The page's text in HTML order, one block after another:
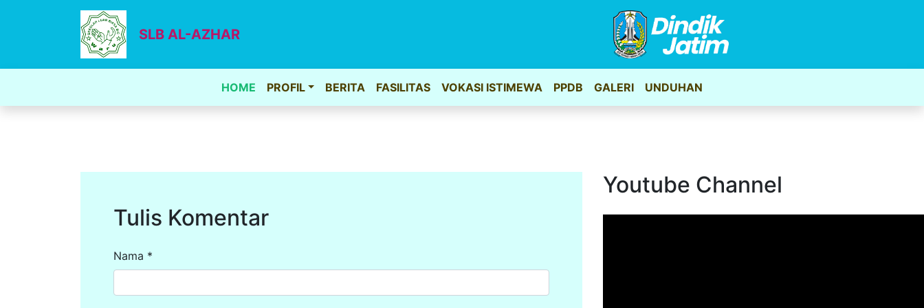
SLB AL-AZHAR
HOME PROFIL BERITA FASILITAS VOKASI ISTIMEWA PPDB GALERI UNDUHAN
Tulis Komentar
Nama *
Youtube Channel